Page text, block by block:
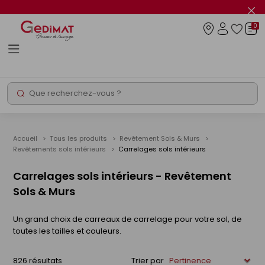
le
info
Rechercher
0
Accueil Tous les produits
Revêtement Sols & Murs
Revêtements sols intérieurs
Carrelages sols intérieurs
Carrelages sols intérieurs - Revêtement
Sols & Murs
Un grand choix de carreaux de carrelage pour votre sol, de
toutes les tailles et couleurs.
826 résultats Trier par